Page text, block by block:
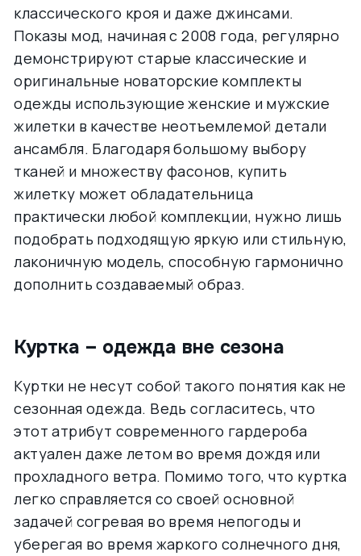
классического кроя и даже джинсами.
Показы мод, начиная с 2008 года, регулярно
демонстрируют старые классические и
оригинальные новаторские комплекты
одежды использующие женские и мужские
жилетки в качестве неотъемлемой детали
ансамбля. Благодаря большому выбору
тканей и множеству фасонов, купить
жилетку может обладательница
практически любой комплекции, нужно лишь
подобрать подходящую яркую или стильную,
лаконичную модель, способную гармонично
дополнить создаваемый образ.
Куртка – одежда вне сезона
Куртки не несут собой такого понятия как не
сезонная одежда. Ведь согласитесь, что
этот атрибут современного гардероба
актуален даже летом во время дождя или
прохладного ветра. Помимо того, что куртка
легко справляется со своей основной
задачей согревая во время непогоды и
уберегая во время жаркого солнечного дня,